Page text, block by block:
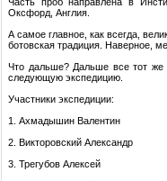
Оксфорд, Англия.
А самое главное, как всегда,
ботовская традиция. Наверное,
Что дальше? Дальше все тот же
следующую экспедицию.
Участники экспедиции:
1. Ахмадышин Валентин
2. Викторовский Александр
3. Трегубов Алексей